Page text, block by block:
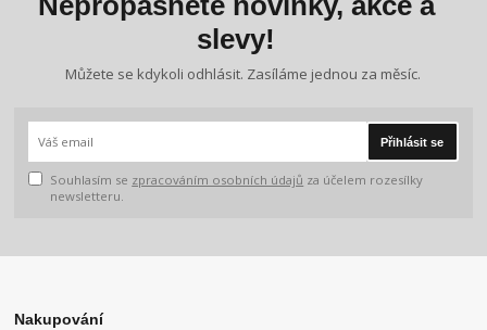
slevy!
Můžete se kdykoli odhlásit. Zasíláme jednou za měsíc.
Přihlásit se
Souhlasím se zpracováním osobních údajů za účelem rozesílky
newsletteru.
Nakupování